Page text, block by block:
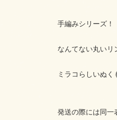
手編みシリーズ！
なんてない丸いリ
ミラコらしいぬ
発送の際には同一